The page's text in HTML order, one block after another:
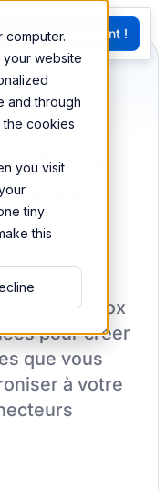
computer.
website
and through
the cookies
you visit
tiny
this
G
Essayez Maintenant !
vos
Sandbox
pour créer
que vous
à votre